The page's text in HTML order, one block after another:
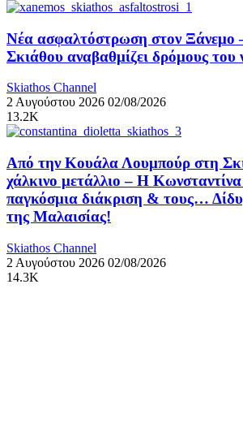
Νέα ασφαλτόστρωση στον Ξάνεμο
Σκιάθου αναβαθμίζει δρόμους του
Skiathos Channel
2 Αυγούστου 2026 02/08/2026
13.2K
Από την Κουάλα Λουμπούρ στη
χάλκινο μετάλλιο – Η
παγκόσμια διάκριση & τους…
της Μαλαισίας!
Skiathos Channel
2 Αυγούστου 2026 02/08/2026
14.3K